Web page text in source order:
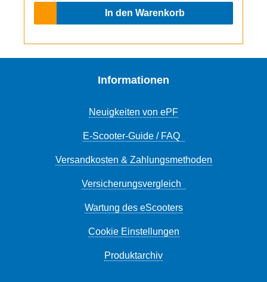
unterwegs. Auch für Fahrrad, Auto oder Bälle
Akku-Luftpumpe Presta-
In den Warenkorb
Informationen
Neuigkeiten von ePF
E-Scooter-Guide / FAQ
Versandkosten & Zahlungsmethoden
Versicherungsvergleich
Wartung des eScooters
Cookie Einstellungen
Produktarchiv